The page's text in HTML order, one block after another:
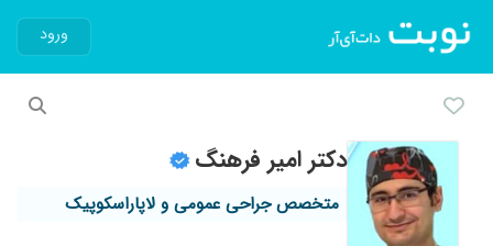
ورود
دکتر امیر فرهنگ
متخصص جراحی عمومی و لاپاراسکوپیک